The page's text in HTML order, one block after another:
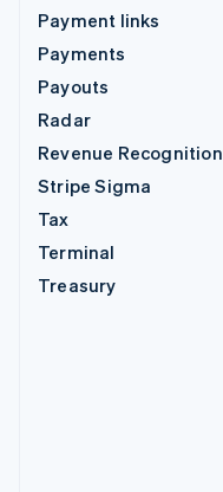
Payment links
Payments
Payouts
Radar
Revenue Recognition
Stripe Sigma
Tax
Terminal
Treasury